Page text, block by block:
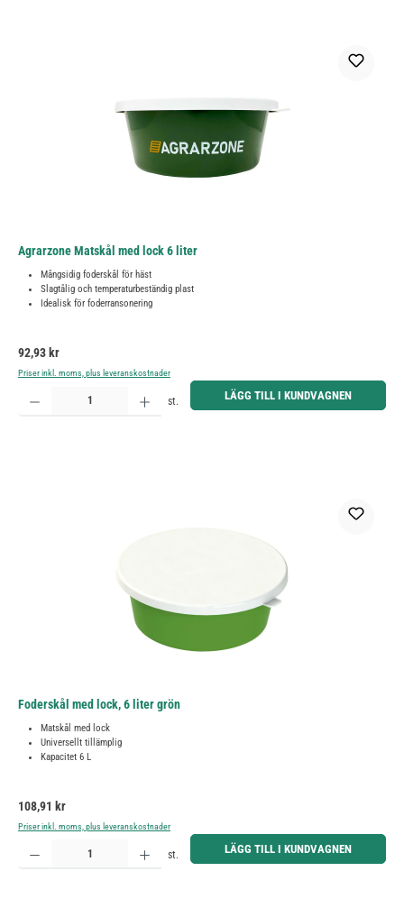
Agrarzone Matskål med lock 6 liter
Mångsidig foderskål för häst
Slagtålig och temperaturbeständig plast
Idealisk för foderransonering
Ordinarie pris:
92,93 kr
Priser inkl. moms, plus leveranskostnader
Produktkvantitet: Ange önskat belopp eller använd knapparna för att öka eller minska kvantiteten.
st. LÄGG TILL I KUNDVAGNEN
Foderskål med lock, 6 liter grön
Matskål med lock
Universellt tillämplig
Kapacitet 6 L
Ordinarie pris:
108,91 kr
Priser inkl. moms, plus leveranskostnader
Produktkvantitet: Ange önskat belopp eller använd knapparna för att öka eller minska kvantiteten.
st. LÄGG TILL I KUNDVAGNEN